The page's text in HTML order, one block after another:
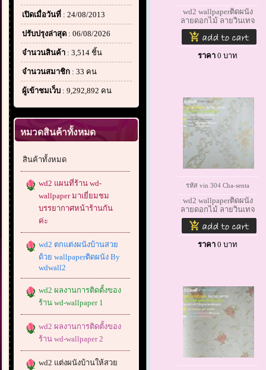
เปิดเมื่อวันที่ : 24/08/2013
ปรับปรุงล่าสุด : 06/08/2026
จำนวนสินค้า : 3,514 ชิ้น
จำนวนสมาชิก : 33 คน
ผู้เข้าชมเว็บ : 9,292,892 คน
หมวดสินค้าทั้งหมด
สินค้าทั้งหมด
wd2 แผนที่ร้าน wd-
wallpaper มาเยี่ยมชม
บรรยากาศหน้าร้านกัน
ค่ะ
wd2 ตกแต่งผนังบ้านสวย
ด้วย wallpaperติดผนัง By
wdwall2
wd2 ผลงานการติดตั้งของ
ร้าน wd-wallpaper 1
wd2 ผลงานการติดตั้งของ
ร้าน wd-wallpaper 2
wd2 แต่งผนังบ้านให้สวย
wd2 wallpaperติดผนัง
ลายดอกไม้ ลายวินเทจ
ราคา 0 บาท
รหัส vin 304 Cha-senta
wd2 wallpaperติดผนัง
ลายดอกไม้ ลายวินเทจ
ราคา 0 บาท